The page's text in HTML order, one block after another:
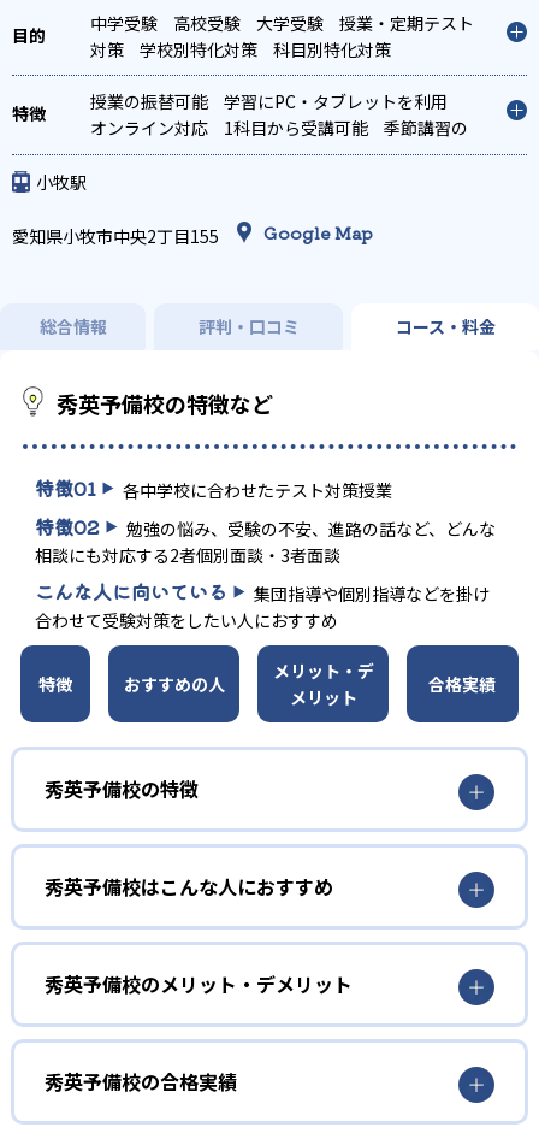
中学受験 高校受験 大学受験
授業・定期テスト
対策
学校別特化対策 科目別特化対策
授業の振替可能
学習にPC・タブレットを利用
オンライン対応
1科目から受講可能
季節講習の
みの受講可
小牧駅
愛知県小牧市中央2丁目155 Google Map
総合情報 評判・口コミ コース・料金
秀英予備校の特徴など
特徴01 各中学校に合わせたテスト対策授業
特徴02
勉強の悩み、受験の不安、進路の話など、どんな
相談にも対応する2者個別面談・3者面談
こんな人に向いている
集団指導や個別指導などを掛け
合わせて受験対策をしたい人におすすめ
特徴 おすすめの人
メリット・デ
メリット
合格実績
秀英予備校の特徴
01
志望校別・学力別クラスの集団授業
秀英予備校の集団授業は個々の生徒の志望校や習熟度に応
ラスを設置している（教室によっては対応していない）。
自分とほぼ同じレベル、同じ志望校を目指すライバルとと
もに競い合いながら学習に集中できる。
02 組み合わせられる個別指導
秀英予備校はこんな人におすすめ
小学生
のびのびと学びたい子ども向け
小学生については、間違いを恐れずにのびのびと学びた
い、勉強習慣を定着させたいという子どもに向いている。
秀英予備校では、つまずいてしまったポイントから逃げず
に、もう一度挑戦して「できた！」という達成感を味わう
ために、生徒一人ひとりのつまずきポイントを探し出す。
秀英予備校のメリット・デメリット
どんなメリットがある？
秀英予備校のメリットは、自分に合った学習スタイルを選
択できる点である。「集団スタイル」「個別スタイル」
秀英予備校の合格実績